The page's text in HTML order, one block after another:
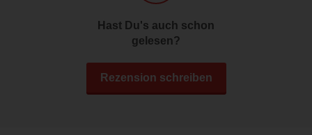
Hast Du's auch schon
gelesen?
Rezension schreiben